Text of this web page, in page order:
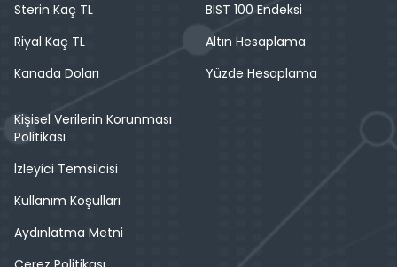
Sterin Kaç TL
Riyal Kaç TL
Kanada Doları
BIST 100 Endeksi
Altın Hesaplama
Yüzde Hesaplama
Kişisel Verilerin Korunması
Politikası
İzleyici Temsilcisi
Kullanım Koşulları
Aydınlatma Metni